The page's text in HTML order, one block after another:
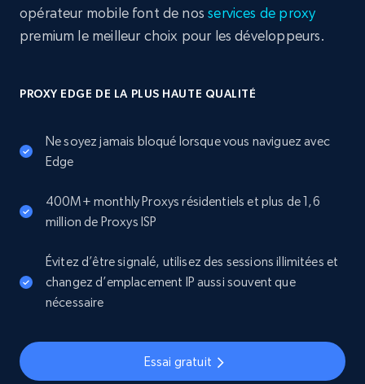
opérateur mobile font de nosservices de proxy
premium le meilleur choix pour les développeurs.
PROXY EDGE DE LA PLUS HAUTE QUALITÉ
Ne soyez jamais bloqué lorsque vous naviguez avec
Edge
400M+ monthly Proxys résidentiels et plus de 1,6
million de Proxys ISP
Évitez d’être signalé, utilisez des sessions illimitées et
changez d’emplacement IP aussi souvent que
nécessaire
Essai gratuit